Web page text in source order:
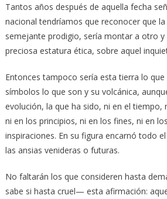
Tantos años después de aquella fecha
nacional tendríamos que reconocer que
semejante prodigio, sería montar a otro
preciosa estatura ética, sobre aquel
Entonces tampoco sería esta tierra lo que
símbolos lo que son y su volcánica,
evolución, la que ha sido, ni en el tiempo,
ni en los principios, ni en los fines, ni en
inspiraciones. En su figura encarnó todo
las ansias venideras o futuras.
No faltarán los que consideren hasta
sabe si hasta cruel— esta afirmación: